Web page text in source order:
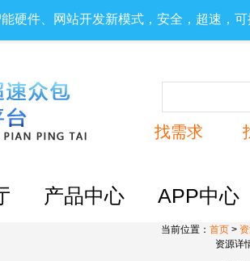
硬件、网站开发新模式，安全，超速，可
找需求
产品中心 APP中心
当前位置： 首页 >
资源详